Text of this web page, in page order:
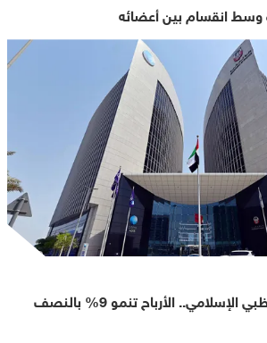
وسط انقسام بين أعضائه
نمو قوي لمصرف أبوظبي الإسلامي.. الأرباح تنمو 9% بالنصف